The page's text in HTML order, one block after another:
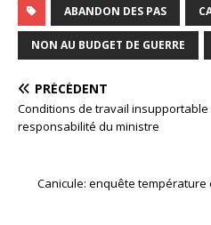
ABANDON DES PAS
NON AU BUDGET DE GUERRE
PRÉCÉDENT
Conditions de travail insupportable
responsabilité du ministre
Canicule: enquête